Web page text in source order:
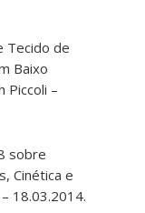
Tecido de
Baixo
Piccoli –
sobre
Cinética e
18.03.2014.